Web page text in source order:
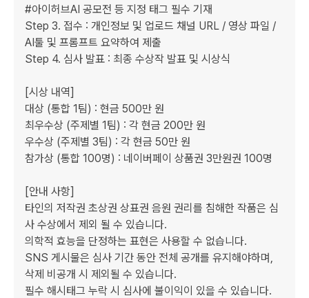
#아이허브AI 공모전 등 지정 태그 필수 기재
Step 3. 접수 : 개인정보 및 업로드 채널 URL / 영상 파일 /
AI툴 및 프롬프트 요약하여 제출
Step 4. 심사 발표 : 최종 수상작 발표 및 시상식
[시상 내역]
대상 (통합 1팀) : 현금 500만 원
최우수상 (주제별 1팀) : 각 현금 200만 원
우수상 (주제별 3팀) : 각 현금 50만 원
참가상 (통합 100명) : 네이버페이 상품권 3만원권 100명
[안내 사항]
타인의 저작권 초상권 상표권 음원 권리를 침해한 작품은 심
사 수상에서 제외 될 수 있습니다.
의학적 효능을 단정하는 표현은 사용할 수 없습니다.
SNS 게시물은 심사 기간 동안 전체 공개를 유지해야하며,
삭제 비공개 시 제외될 수 있습니다.
필수 해시태그 누락 시 심사에 불이익이 있을 수 있습니다.